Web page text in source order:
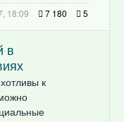
18:09 7 180 5
в
к